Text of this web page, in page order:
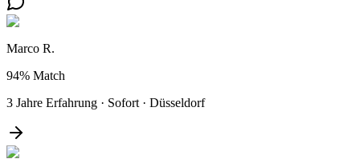
Marco R.
94% Match
3 Jahre Erfahrung · Sofort · Düsseldorf